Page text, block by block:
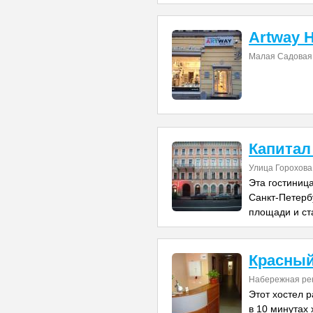
Artway
Малая
Улица
Эта
Санкт-
площади и
Набережная
Этот хостел
в 10 минутах